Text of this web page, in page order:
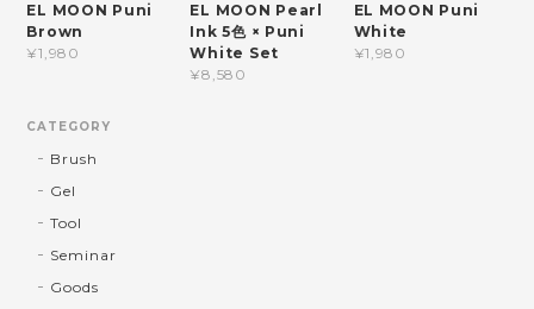
EL MOON Puni
Brown
¥1,980
EL MOON Pearl
Ink 5色 × Puni
White Set
¥8,580
EL MOON Puni
White
¥1,980
CATEGORY
Brush
Gel
Tool
Seminar
Goods